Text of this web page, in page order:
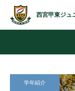
西宮甲東ジュ
学年紹介